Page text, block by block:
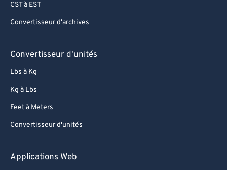
CST à EST
Convertisseur d'archives
Convertisseur d'unités
Lbs à Kg
Kg à Lbs
Feet à Meters
Convertisseur d'unités
Applications Web